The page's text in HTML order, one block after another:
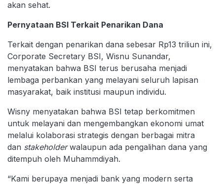
akan sehat.
Pernyataan BSI Terkait Penarikan Dana
Terkait dengan penarikan dana sebesar Rp13 triliun ini,
Corporate Secretary BSI, Wisnu Sunandar,
menyatakan bahwa BSI terus berusaha menjadi
lembaga perbankan yang melayani seluruh lapisan
masyarakat, baik institusi maupun individu.
Wisny menyatakan bahwa BSI tetap berkomitmen
untuk melayani dan mengembangkan ekonomi umat
melalui kolaborasi strategis dengan berbagai mitra
dan stakeholderwalaupun ada pengalihan dana yang
ditempuh oleh Muhammdiyah.
“Kami berupaya menjadi bank yang modern serta